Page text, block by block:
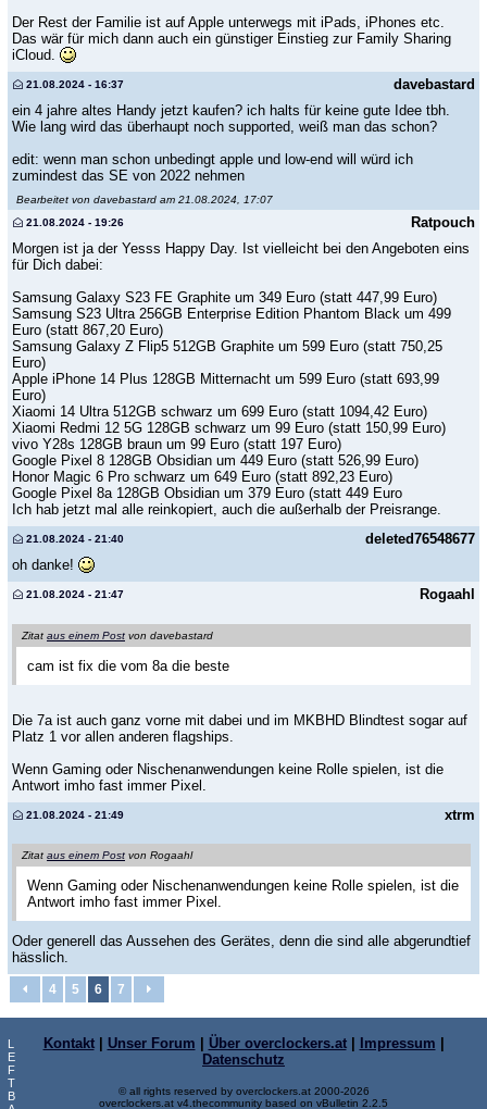
Der Rest der Familie ist auf Apple unterwegs mit iPads, iPhones etc.
Das wär für mich dann auch ein günstiger Einstieg zur Family Sharing
iCloud.
davebastard
21.08.2024 - 16:37
ein 4 jahre altes Handy jetzt kaufen? ich halts für keine gute Idee tbh.
Wie lang wird das überhaupt noch supported, weiß man das schon?
edit: wenn man schon unbedingt apple und low-end will würd ich
zumindest das SE von 2022 nehmen
Bearbeitet von davebastard am 21.08.2024, 17:07
Ratpouch
21.08.2024 - 19:26
Morgen ist ja der Yesss Happy Day. Ist vielleicht bei den Angeboten eins
für Dich dabei:
Samsung Galaxy S23 FE Graphite um 349 Euro (statt 447,99 Euro)
Samsung S23 Ultra 256GB Enterprise Edition Phantom Black um 499
Euro (statt 867,20 Euro)
Samsung Galaxy Z Flip5 512GB Graphite um 599 Euro (statt 750,25
Euro)
Apple iPhone 14 Plus 128GB Mitternacht um 599 Euro (statt 693,99
Euro)
Xiaomi 14 Ultra 512GB schwarz um 699 Euro (statt 1094,42 Euro)
Xiaomi Redmi 12 5G 128GB schwarz um 99 Euro (statt 150,99 Euro)
vivo Y28s 128GB braun um 99 Euro (statt 197 Euro)
Google Pixel 8 128GB Obsidian um 449 Euro (statt 526,99 Euro)
Honor Magic 6 Pro schwarz um 649 Euro (statt 892,23 Euro)
Google Pixel 8a 128GB Obsidian um 379 Euro (statt 449 Euro
Ich hab jetzt mal alle reinkopiert, auch die außerhalb der Preisrange.
deleted76548677
21.08.2024 - 21:40
oh danke!
Rogaahl
21.08.2024 - 21:47
Zitat aus einem Post von davebastard
cam ist fix die vom 8a die beste
Die 7a ist auch ganz vorne mit dabei und im MKBHD Blindtest sogar auf
Platz 1 vor allen anderen flagships.
Wenn Gaming oder Nischenanwendungen keine Rolle spielen, ist die
Antwort imho fast immer Pixel.
xtrm
21.08.2024 - 21:49
Zitat aus einem Post von Rogaahl
Wenn Gaming oder Nischenanwendungen keine Rolle spielen, ist die
Antwort imho fast immer Pixel.
Oder generell das Aussehen des Gerätes, denn die sind alle abgerundtief
hässlich.
4 5 6 7
L
E
F
T
B
Kontakt| Unser Forum | Über overclockers.at| Impressum |
Datenschutz
© all rights reserved by overclockers.at 2000-2026
overclockers.at v4.thecommunity based on vBulletin 2.2.5